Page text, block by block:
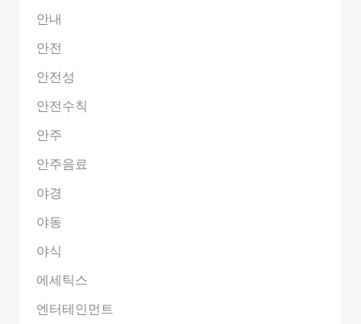
안내
안전
안전성
안전수칙
안주
안주음료
야경
야동
야식
에세틱스
엔터테인먼트